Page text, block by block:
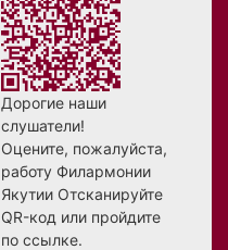
Дорогие наши
слушатели!
Оцените, пожалуйста,
работу Филармонии
Якутии Отсканируйте
QR-код или пройдите
по ссылке.